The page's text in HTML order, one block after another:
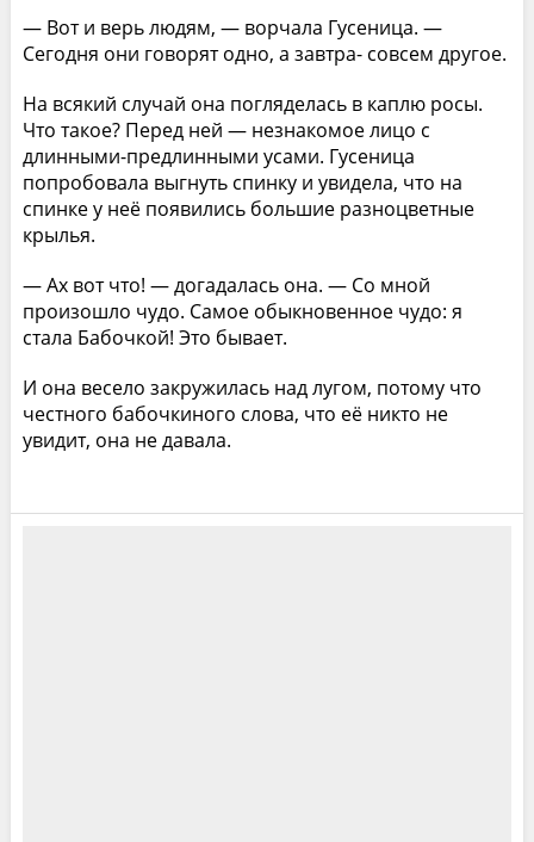
— Вот и верь людям, — ворчала Гусеница. —
Сегодня они говорят одно, а завтра- совсем другое.
На всякий случай она погляделась в каплю росы.
Что такое? Перед ней — незнакомое лицо с
длинными-предлинными усами. Гусеница
попробовала выгнуть спинку и увидела, что на
спинке у неё появились большие разноцветные
крылья.
— Ах вот что! — догадалась она. — Со мной
произошло чудо. Самое обыкновенное чудо: я
стала Бабочкой! Это бывает.
И она весело закружилась над лугом, потому что
честного бабочкиного слова, что её никто не
увидит, она не давала.